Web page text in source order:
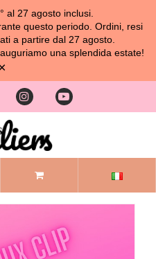
al 27 agosto inclusi.
questo periodo. Ordini, resi
a partire dal 27 agosto.
una splendida estate!